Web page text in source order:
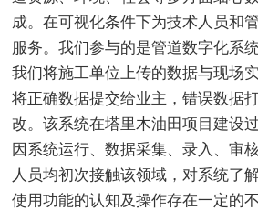
成。在可视化条件下为技术人员和
服务。我们参与的是管道数字化系
我们将施工单位上传的数据与现场
将正确数据提交给业主，错误数据
改。该系统在塔里木油田项目建设
因系统运行、数据采集、录入、审
人员均初次接触该领域，对系统了
使用功能的认知及操作存在一定的